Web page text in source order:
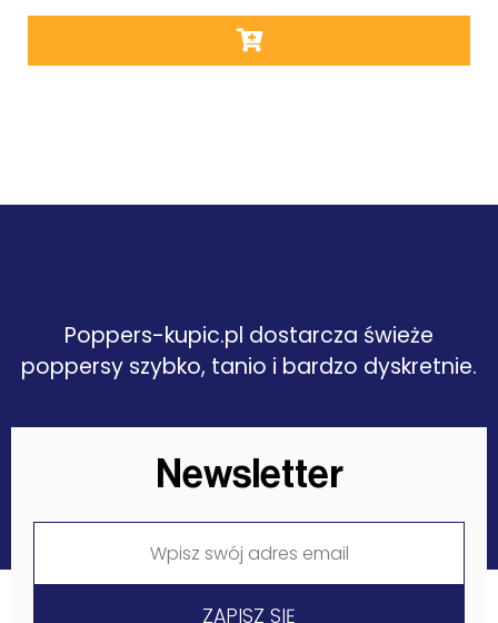
Poppers-kupic.pl dostarcza świeże
poppersy szybko, tanio i bardzo dyskretnie.
Newsletter